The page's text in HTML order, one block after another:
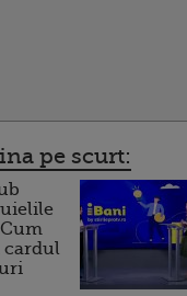
pe scurt:
cardul